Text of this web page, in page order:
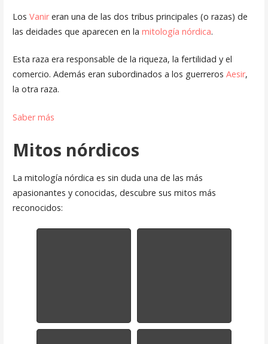
Los Vanireran una de las dos tribus principales (o razas) de
las deidades que aparecen en la mitología nórdica.
Esta raza era responsable de la riqueza, la fertilidad y el
comercio. Además eran subordinados a los guerreros Aesir,
la otra raza.
Saber más
Mitos nórdicos
La mitología nórdica es sin duda una de las más
apasionantes y conocidas, descubre sus mitos más
reconocidos: